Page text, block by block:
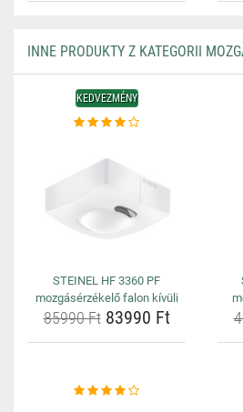
INNE PRODUKTY Z KATEGORII
KEDVEZMÉNY
STEINEL HF 3360 PF
mozgásérzékelő falon kívüli
85990 Ft83990 Ft